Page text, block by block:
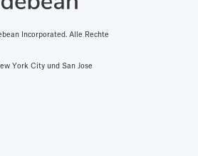
Incorporated. Alle Rechte
York City und San Jose